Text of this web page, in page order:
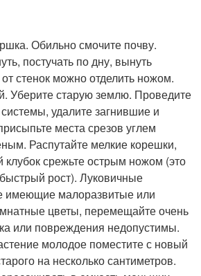
Обильно смочите почву.
постучать по дну, вынуть
стенок можно отделить ножом.
Уберите старую землю. Проведите
удалите загнившие и
места срезов углем
Распутайте мелкие корешки,
срежьте острым ножом (это
рост). Луковичные
имеющие малоразвитые или
цветы, перемещайте очень
или повреждения недопустимы.
молодое поместите с новый
на несколько сантиметров.